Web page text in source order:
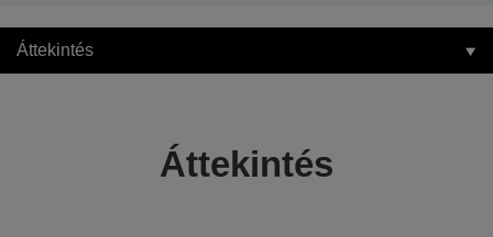
Áttekintés
Áttekintés